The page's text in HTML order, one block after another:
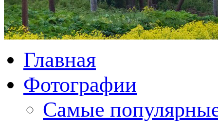
Главная
Фотографии
Cамые